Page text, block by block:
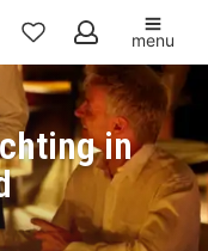
Mijn
favorieten
menu
in